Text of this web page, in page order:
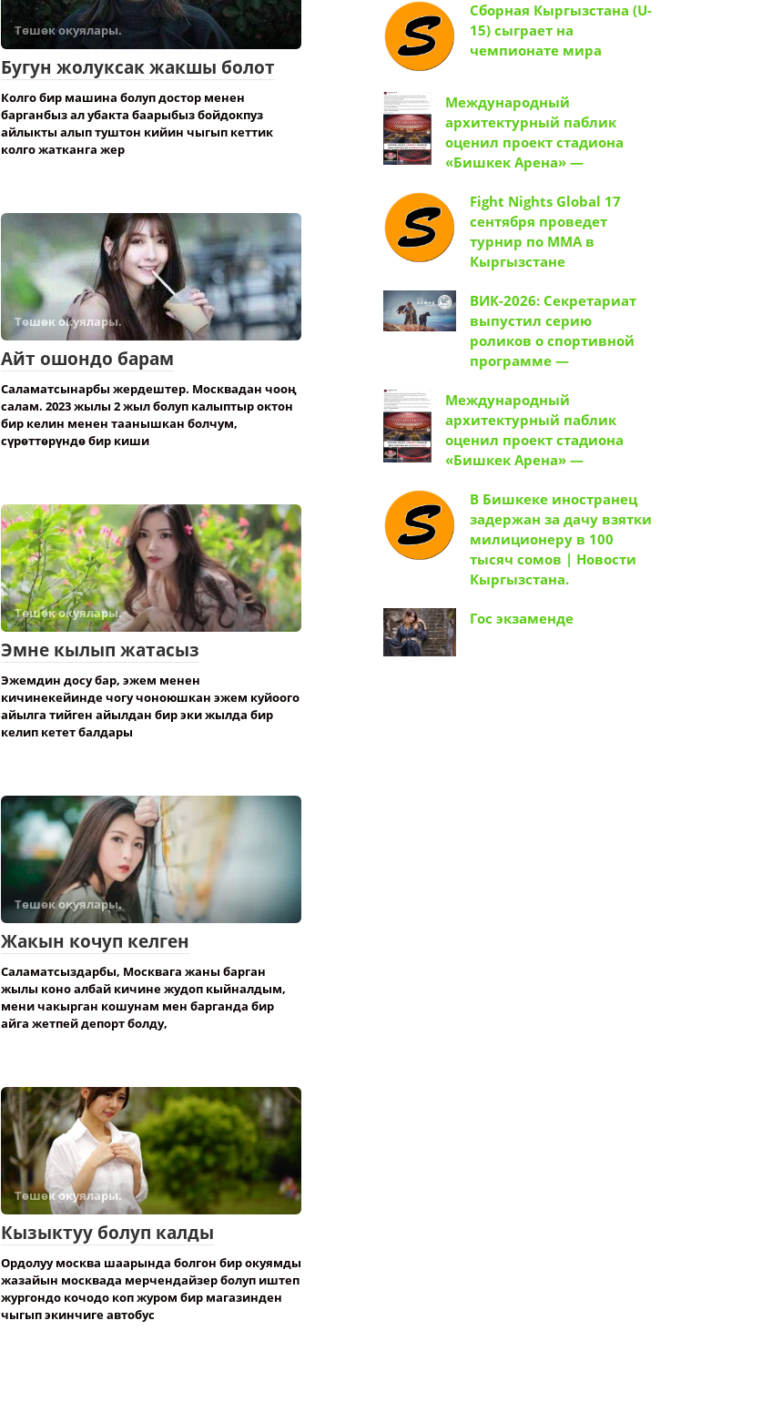
Төшөк окуялары.
Бугун жолуксак жакшы болот
Колго бир машина болуп достор менен
барганбыз ал убакта баарыбыз бойдокпуз
айлыкты алып туштон кийин чыгып кеттик
колго жатканга жер
Төшөк окуялары.
Айт ошондо барам
Саламатсынарбы жердештер. Москвадан чооң
салам. 2023 жылы 2 жыл болуп калыптыр октон
бир келин менен таанышкан болчум,
сүрөттөрүндө бир киши
Төшөк окуялары.
Эмне кылып жатасыз
Эжемдин досу бар, эжем менен
кичинекейинде чогу чоноюшкан эжем куйоого
айылга тийген айылдан бир эки жылда бир
келип кетет балдары
Төшөк окуялары.
Жакын кочуп келген
Саламатсыздарбы, Москвага жаны барган
жылы коно албай кичине жудоп кыйналдым,
мени чакырган кошунам мен барганда бир
айга жетпей депорт болду,
Төшөк окуялары.
Кызыктуу болуп калды
Ордолуу москва шаарында болгон бир окуямды
жазайын москвада мерчендайзер болуп иштеп
жургондо кочодо коп журом бир магазинден
чыгып экинчиге автобус
Сборная Кыргызстана (U-
15) сыграет на
чемпионате мира
Международный
архитектурный паблик
оценил проект стадиона
«Бишкек Арена» —
Fight Nights Global 17
сентября проведет
турнир по ММА в
Кыргызстане
ВИК-2026: Секретариат
выпустил серию
роликов о спортивной
программе —
Международный
архитектурный паблик
оценил проект стадиона
«Бишкек Арена» —
В Бишкеке иностранец
задержан за дачу взятки
милиционеру в 100
тысяч сомов | Новости
Кыргызстана.
Гос экзаменде